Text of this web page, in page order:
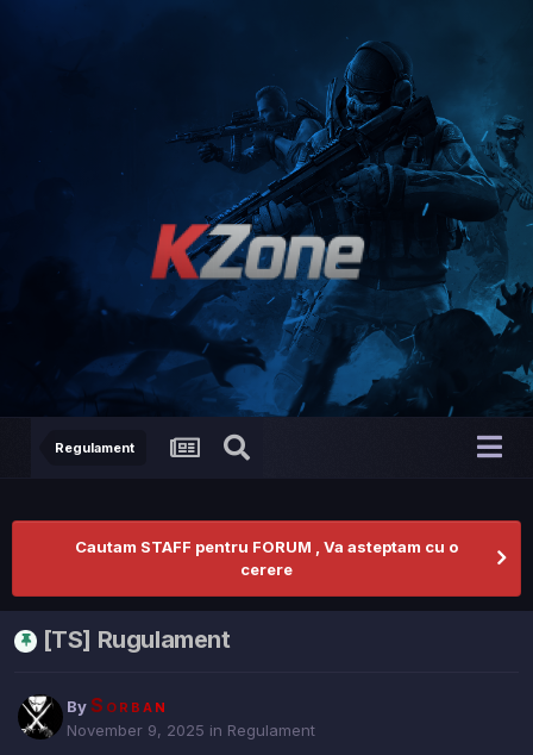
Regulament
Cautam STAFF pentru FORUM , Va asteptam cu o
cerere
[TS] Rugulament
BySorban
November 9, 2025 in Regulament